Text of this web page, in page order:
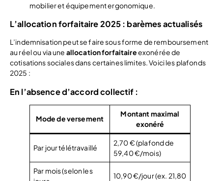
mobilier et équipement ergonomique.
L’allocation forfaitaire 2025 : barèmes actualisés
L’indemnisation peut se faire sous forme de remboursement
au réel ou via une allocation forfaitaireexonérée de
cotisations sociales dans certaines limites. Voici les plafonds
2025 :
En l’absence d’accord collectif :
Mode de versement
Montant maximal
exonéré
Par jour télétravaillé
2,70 € (plafond de
59,40 €/mois)
Par mois (selon les
10,90 €/jour (ex. 21,80